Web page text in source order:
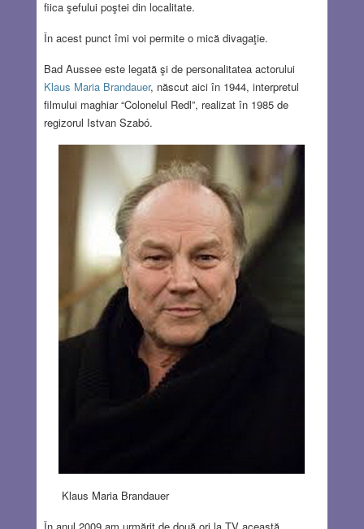
fiica şefului poştei din localitate.
În acest punct îmi voi permite o mică divagaţie.
Bad Aussee este legată şi de personalitatea actorului
Klaus Maria Brandauer, născut aici în 1944, interpretul
filmului maghiar “Colonelul Redl”, realizat în 1985 de
regizorul Istvan Szabó.
Klaus Maria Brandauer